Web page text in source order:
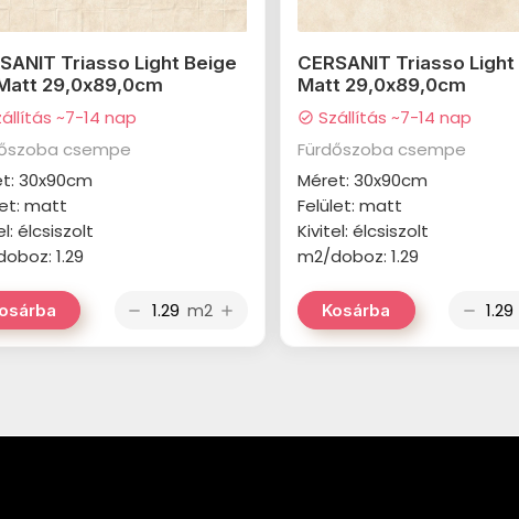
Triasso Light Beige
29,0x89,0cm
~7-14 nap
csempe
30x90cm
matt
élcsiszolt
1.29
remove m2 add
CERSANIT Triasso
Matt 29,0x89,0cm
check_circle Szállítás ~7-14 nap
Fürdőszoba csempe
Méret: 30x90cm
Felület: matt
Kivitel: élcsiszolt
m2/doboz: 1.29
Kosárba remove